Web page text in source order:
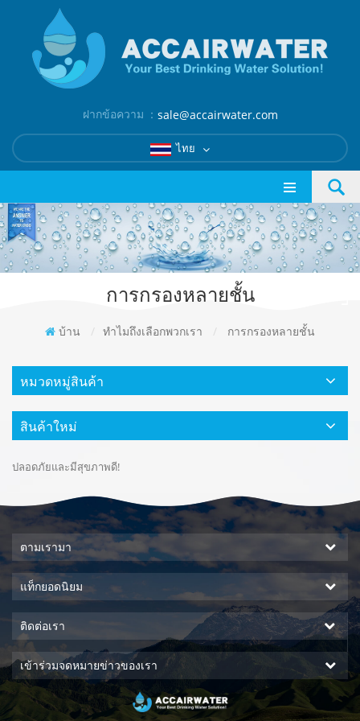
ฝากข้อความ ： sale@accairwater.com
ไทย
การกรองหลายชั้น
บ้าน / ทำไมถึงเลือกพวกเรา / การกรองหลายชั้น
หมวดหมู่สินค้า
สินค้าใหม่
ปลอดภัยและมีสุขภาพดี!
ตามเรามา
แท็กยอดนิยม
ติดต่อเรา
เข้าร่วมจดหมายข่าวของเรา